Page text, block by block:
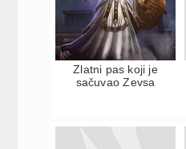
Zlatni pas koji je
sačuvao Zevsa